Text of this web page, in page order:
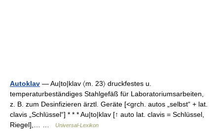
Autoklav — Au|to|klav 〈m. 23〉 druckfestes u.
temperaturbeständiges Stahlgefäß für Laboratoriumsarbeiten,
z. B. zum Desinfizieren ärztl. Geräte [<grch. autos „selbst“ + lat.
clavis „Schlüssel“] * * * Au|to|klav [↑ auto lat. clavis = Schlüssel,
Riegel],… …
Universal-Lexikon